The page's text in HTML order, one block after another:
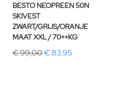
BESTO NEOPREEN 50N
SKIVEST
ZWART/GRIJS/ORANJE
MAAT XXL / 70++KG
€ 99,00€ 83,95